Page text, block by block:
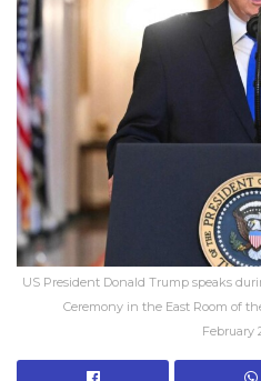
US President Donald Trump speaks
Ceremony in the East Room of
February